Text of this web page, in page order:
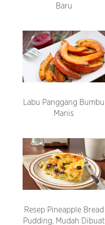
Baru
Labu Panggang Bumbu
Manis
Resep Pineapple Bread
Pudding, Mudah Dibuat